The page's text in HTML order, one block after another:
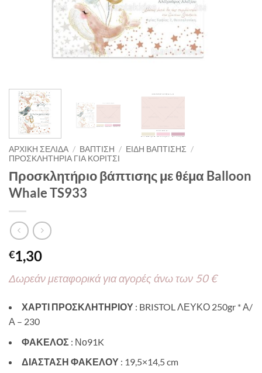
ΑΡΧΙΚΉ ΣΕΛΊΔΑ / ΒΑΠΤΙΣΗ / ΕΙΔΗ ΒΑΠΤΙΣΗΣ /
ΠΡΟΣΚΛΗΤΗΡΙΑ ΓΙΑ ΚΟΡΙΤΣΙ
Προσκλητήριο βάπτισης με θέμα Balloon
Whale TS933
€1,30
Δωρεάν μεταφορικά για αγορές άνω των 50 €
ΧΑΡΤΙ ΠΡΟΣΚΛΗΤΗΡΙΟΥ : BRISTOL ΛΕΥΚΟ 250gr * Α/
Α – 230
ΦΑΚΕΛΟΣ : Νο91K
ΔΙΑΣΤΑΣΗ ΦΑΚΕΛΟΥ : 19,5×14,5 cm